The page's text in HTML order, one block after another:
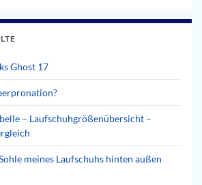
Ghost 17
– Laufschuhgrößenübersicht –
meines Laufschuhs hinten außen